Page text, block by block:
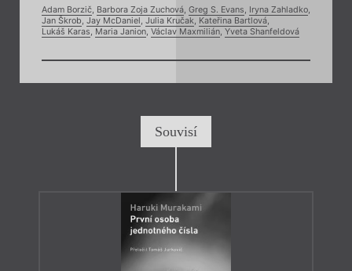
Adam Borzič, Barbora Zoja Zuchová, Greg S. Evans, Iryna Zahladko,
Jan Škrob, Jay McDaniel, Julia Kručak, Kateřina Bartlová,
Lukáš Karas, Maria Janion, Václav Maxmilián, Yveta Shanfeldová
Souvisí